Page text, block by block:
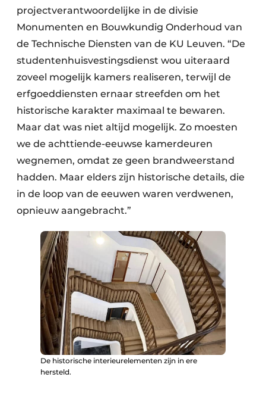
projectverantwoordelijke in de divisie
Monumenten en Bouwkundig Onderhoud van
de Technische Diensten van de KU Leuven. “De
studentenhuisvestingsdienst wou uiteraard
zoveel mogelijk kamers realiseren, terwijl de
erfgoeddiensten ernaar streefden om het
historische karakter maximaal te bewaren.
Maar dat was niet altijd mogelijk. Zo moesten
we de achttiende-eeuwse kamerdeuren
wegnemen, omdat ze geen brandweerstand
hadden. Maar elders zijn historische details, die
in de loop van de eeuwen waren verdwenen,
opnieuw aangebracht.”
De historische interieurelementen zijn in ere
hersteld.